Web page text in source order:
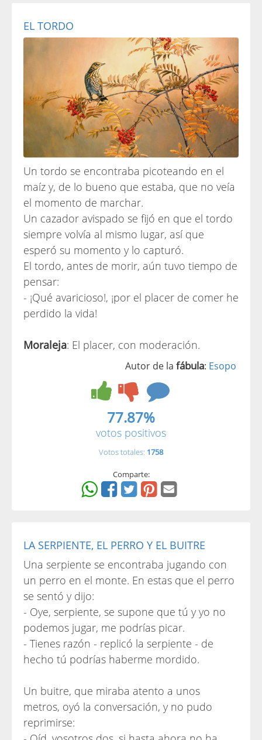
EL TORDO
Un tordo se encontraba picoteando en el
maíz y, de lo bueno que estaba, que no veía
el momento de marchar.
Un cazador avispado se fijó en que el tordo
siempre volvía al mismo lugar, así que
esperó su momento y lo capturó.
El tordo, antes de morir, aún tuvo tiempo de
pensar:
- ¡Qué avaricioso!, ¡por el placer de comer he
perdido la vida!
Moraleja: El placer, con moderación.
Autor de la fábula: Esopo
77.87%
votos positivos
Votos totales: 1758
Comparte:
LA SERPIENTE, EL PERRO Y EL BUITRE
Una serpiente se encontraba jugando con
un perro en el monte. En estas que el perro
se sentó y dijo:
- Oye, serpiente, se supone que tú y yo no
podemos jugar, me podrías picar.
- Tienes razón - replicó la serpiente - de
hecho tú podrías haberme mordido.
Un buitre, que miraba atento a unos
metros, oyó la conversación, y no pudo
reprimirse: